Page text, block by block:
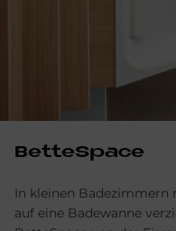
BetteSpace
In kleinen Badezimmern
auf eine Badewanne